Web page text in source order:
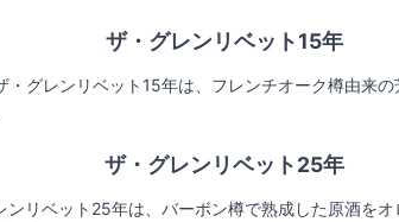
ザ・グレンリベット15年
グレンリベット15年は、フレンチオーク樽由来
ザ・グレンリベット25年
リベット25年は、バーボン樽で熟成した原酒を